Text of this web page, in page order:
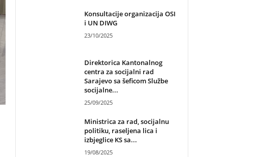
Konsultacije organizacija OSI
i UN DIWG
23/10/2025
Direktorica Kantonalnog
centra za socijalni rad
Sarajevo sa šeficom Službe
socijalne...
25/09/2025
Ministrica za rad, socijalnu
politiku, raseljena lica i
izbjeglice KS sa...
19/08/2025